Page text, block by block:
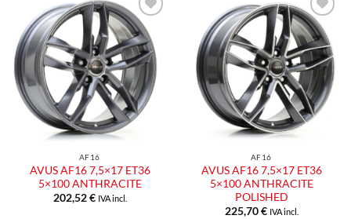
Aggiungi
alla lista
dei
desideri
AF16
AVUS AF16 7,5×17 ET36
5×100 ANTHRACITE
202,52€ IVA incl.
Aggiungi
alla lista
dei
desideri
AF16
AVUS AF16 7,5×17 ET36
5×100 ANTHRACITE
POLISHED
225,70€ IVA incl.